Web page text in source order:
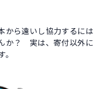
から遠いし協力するには
か？ 実は、寄付以外に